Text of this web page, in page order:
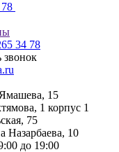
34 78
звонок
15
1 корпус 1
75
Назарбаева, 10
до 19:00